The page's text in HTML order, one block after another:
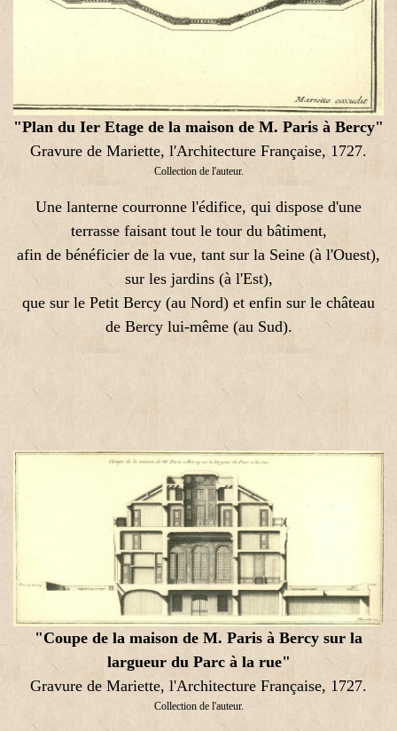
"Plan du Ier Etage de la maison de M. Paris à Bercy"
Gravure de Mariette, l'Architecture Française, 1727.
Collection de l'auteur.
Une lanterne courronne l'édifice, qui dispose d'une
terrasse faisant tout le tour du bâtiment,
afin de bénéficier de la vue, tant sur la Seine (à l'Ouest),
sur les jardins (à l'Est),
que sur le Petit Bercy (au Nord) et enfin sur le château
de Bercy lui-même (au Sud).
"Coupe de la maison de M. Paris à Bercy sur la
largueur du Parc à la rue"
Gravure de Mariette, l'Architecture Française, 1727.
Collection de l'auteur.